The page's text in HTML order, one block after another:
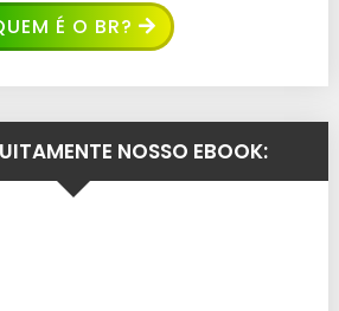
É O BR?
NOSSO EBOOK: